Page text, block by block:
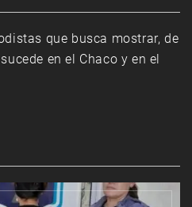
que busca mostrar, de
en el Chaco y en el